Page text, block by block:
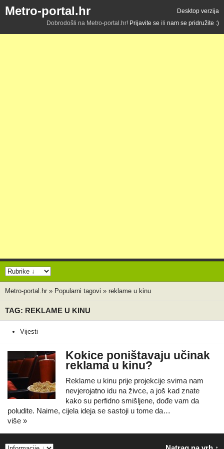
Metro-portal.hr
Desktop verzija
Dobrodošli na Metro-portal.hr! Prijavite se ili nam se pridružite :)
Metro-portal.hr » Popularni tagovi » reklame u kinu
TAG: REKLAME U KINU
Vijesti
Kokice poništavaju učinak
reklama u kinu?
Reklame u kinu prije projekcije svima nam
nevjerojatno idu na živce, a još kad znate
kako su perfidno smišljene, dođe vam da
poludite. Naime, cijela ideja se sastoji u tome da…
više »